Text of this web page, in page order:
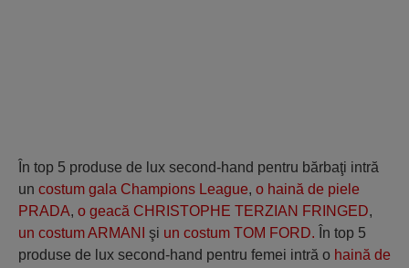
În top 5 produse de lux second-hand pentru bărbaţi intră
un costum gala Champions League, o haină de piele
PRADA, o geacă CHRISTOPHE TERZIAN FRINGED,
un costum ARMANI
şi un costum TOM FORD. În top 5
produse de lux second-hand pentru femei intră o haină de